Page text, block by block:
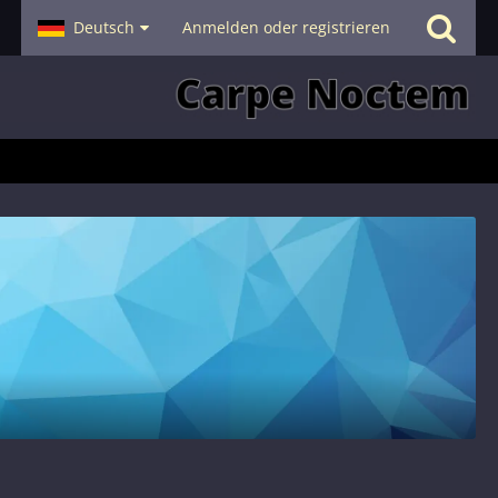
Hilfe
Deutsch Anmelden oder registrieren